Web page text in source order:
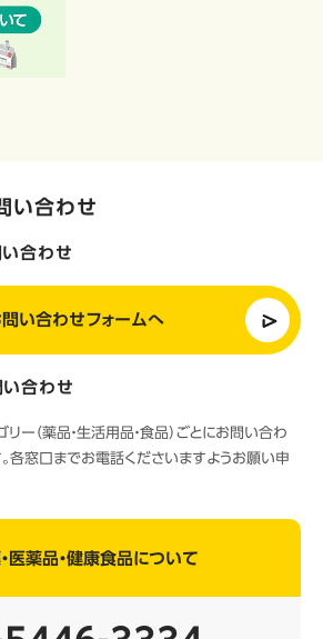
い合わせ
合わせ
問い合わせフォームへ
合わせ
ー（薬品・生活用品・食品）ごとにお問い合わ
各窓口までお電話くださいますようお願い申
医薬品・健康食品について